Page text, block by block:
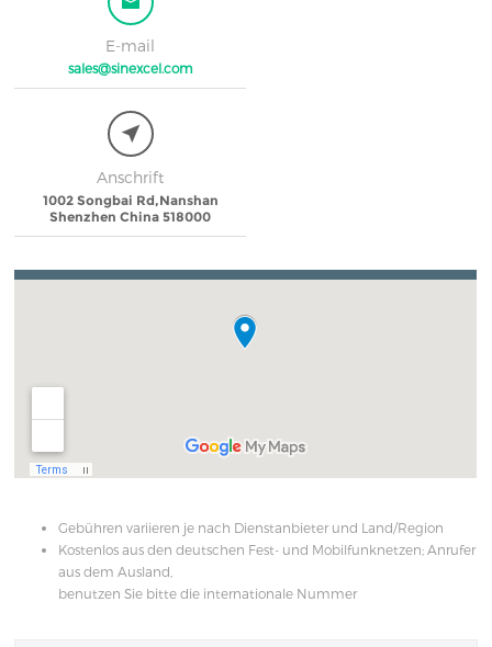
E-mail
sales@sinexcel.com
Anschrift
1002 Songbai Rd,Nanshan
Shenzhen China 518000
Gebühren variieren je nach Dienstanbieter und Land/Region
Kostenlos aus den deutschen Fest- und Mobilfunknetzen; Anrufer
aus dem Ausland,
benutzen Sie bitte die internationale Nummer